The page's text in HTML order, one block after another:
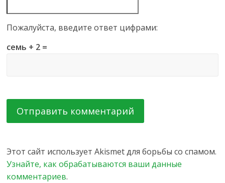
Пожалуйста, введите ответ цифрами:
семь + 2 =
Этот сайт использует Akismet для борьбы со спамом.
Узнайте, как обрабатываются ваши данные
комментариев.